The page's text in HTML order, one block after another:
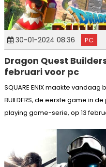
30-01-2024 08:36 PC
Dragon Quest
februari voor pc
SQUARE ENIX maakte vandaag
BUILDERS, de eerste game in
playing game-serie, op 13